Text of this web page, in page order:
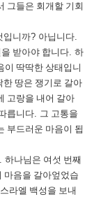
그들은 회개할 기회
입니까? 아닙니다.
받아야 합니다.하
이 딱딱한 상태입니
한 땅은 쟁기로 갈아
고랑을 내어 갈아
릅니다. 그 고통을
부드러운 마음이 됩
.하나님은 여섯 번째
마음을 갈아엎었습
라엘 백성을 보내